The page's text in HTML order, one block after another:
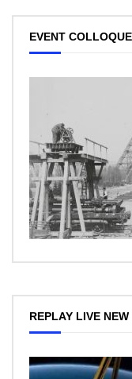
EVENT
REPLAY LIVE NEW